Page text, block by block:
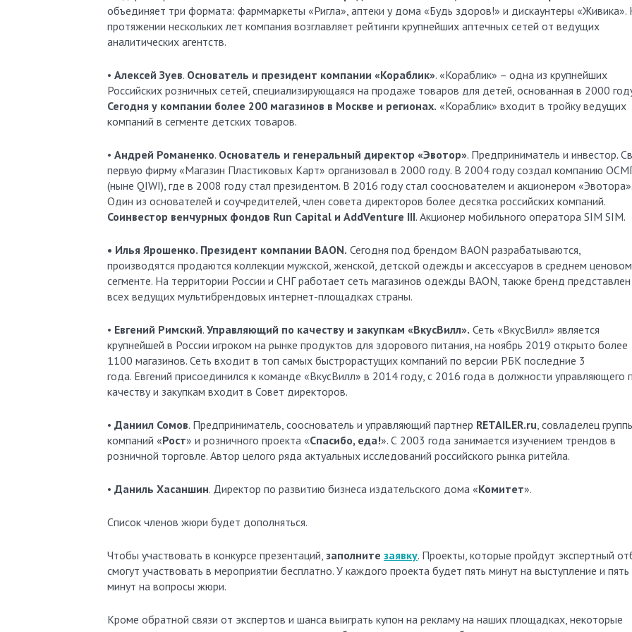
объединяет три формата: фарммаркеты «Ригла», аптеки у дома «Будь здоров!» и дискаунтеры «Живика».
протяжении нескольких лет компания возглавляет рейтинги крупнейших аптечных сетей от ведущих
аналитических агентств.
• Алексей Зуев. Основатель и президент компании «Кораблик». «Кораблик» – одна из крупнейших
Российских розничных сетей, специализирующаяся на продаже товаров для детей, основанная в 2000
Сегодня у компании более 200 магазинов в Москве и регионах. «Кораблик» входит в тройку ведущих
компаний в сегменте детских товаров.
• Андрей Романенко. Основатель и генеральный директор «Эвотор». Предприниматель и инвестор.
первую фирму «Магазин Пластиковых Карт» организовал в 2000 году. В 2004 году создал компанию
(ныне QIWI), где в 2008 году стал президентом. В 2016 году стал сооснователем и акционером «Эвотора».
Один из основателей и соучредителей, член совета директоров более десятка российских компаний.
Соинвестор венчурных фондов Run Capital и AddVenture III. Акционер мобильного оператора SIM SIM.
• Илья Ярошенко. Президент компании BAON. Сегодня под брендом BAON разрабатываются,
производятся продаются коллекции мужской, женской, детской одежды и аксессуаров в среднем ценовом
сегменте. На территории России и СНГ работает сеть магазинов одежды BAON, также бренд
всех ведущих мультибрендовых интернет-площадках страны.
• Евгений Римский. Управляющий по качеству и закупкам «ВкусВилл». Сеть «ВкусВилл» является
крупнейшей в России игроком на рынке продуктов для здорового питания, на ноябрь 2019 открыто более
1100 магазинов. Сеть входит в топ самых быстрорастущих компаний по версии РБК последние 3
года. Евгений присоединился к команде «ВкусВилл» в 2014 году, с 2016 года в должности управляющего
качеству и закупкам входит в Совет директоров.
• Даниил Сомов. Предприниматель, сооснователь и управляющий партнер RETAILER.ru , совладелец
компаний «Рост» и розничного проекта «Спасибо, еда!». С 2003 года занимается изучением трендов в
розничной торговле. Автор целого ряда актуальных исследований российского рынка ритейла.
• Даниль Хасаншин. Директор по развитию бизнеса издательского дома «Комитет».
Список членов жюри будет дополняться.
Чтобы участвовать в конкурсе презентаций, заполните заявку. Проекты, которые пройдут экспертный
смогут участвовать в мероприятии бесплатно. У каждого проекта будет пять минут на выступление и пять
минут на вопросы жюри.
Кроме обратной связи от экспертов и шанса выиграть купон на рекламу на наших площадках, некоторые